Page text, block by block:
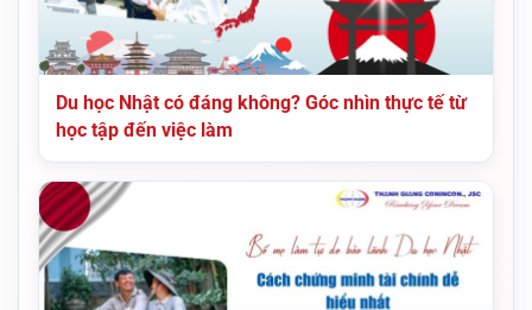
Du học Nhật có đáng không? Góc nhìn thực tế từ
học tập đến việc làm